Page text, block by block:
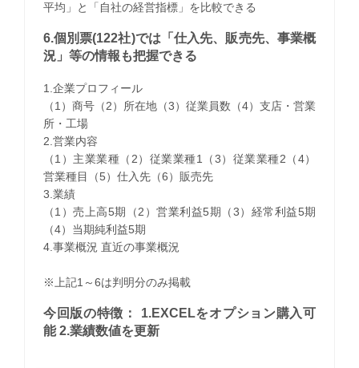
平均」と「自社の経営指標」を比較できる
6.個別票(122社)では「仕入先、販売先、事業概
況」等の情報も把握できる
1.企業プロフィール
（1）商号（2）所在地（3）従業員数（4）支店・営業
所・工場
2.営業内容
（1）主業業種（2）従業業種1（3）従業業種2（4）
営業種目（5）仕入先（6）販売先
3.業績
（1）売上高5期（2）営業利益5期（3）経常利益5期
（4）当期純利益5期
4.事業概況 直近の事業概況
※上記1～6は判明分のみ掲載
今回版の特徴： 1.EXCELをオプション購入可
能 2.業績数値を更新